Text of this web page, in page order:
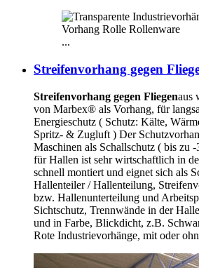
...
Streifenvorhang gegen
Streifenvorhang gegen Fliegenaus
von Marbex® als Vorhang, für
Energieschutz ( Schutz: Kälte,
Spritz- & Zugluft ) Der
Maschinen als Schallschutz ( bis zu
für Hallen ist sehr wirtschaftlich in
schnell montiert und eignet sich als
Hallenteiler /Hallenteilung,
bzw. Hallenunterteilung und
Sichtschutz, Trennwände in der
und in Farbe, Blickdicht, z.B.
Rote Industrievorhänge, mit oder